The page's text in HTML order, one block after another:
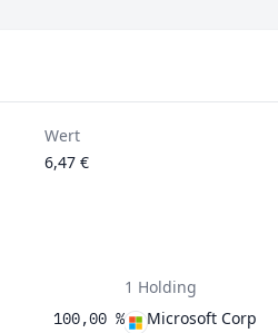
Wert
6,47 €
100,00 %
1 Holding
Microsoft Corp